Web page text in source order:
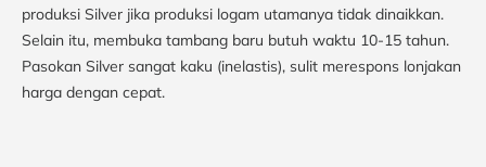
produksi Silver jika produksi logam utamanya tidak dinaikkan.
Selain itu, membuka tambang baru butuh waktu 10-15 tahun.
Pasokan Silver sangat kaku (inelastis), sulit merespons lonjakan
harga dengan cepat.